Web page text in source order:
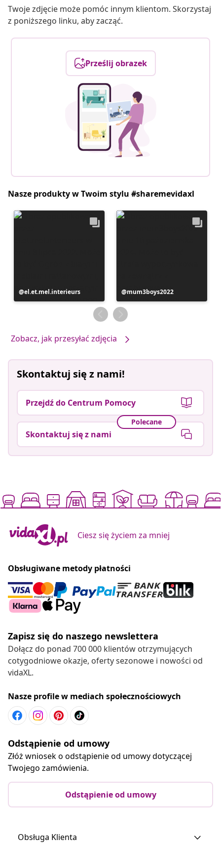
Twoje zdjęcie może pomóc innym klientom. Skorzystaj
z poniższego linku, aby zacząć.
Prześlij obrazek
Nasze produkty w Twoim stylu #sharemevidaxl
Post
opublikowany
el.et.mel.interieurs
Post
opublikowany
przez
mum3boys2022
Zobacz, jak przesyłać zdjęcia
Skontaktuj się z nami!
Przejdź do Centrum Pomocy
Polecane
Skontaktuj się z nami
Ciesz się życiem za mniej
Obsługiwane metody płatności
Zapisz się do naszego newslettera
Dołącz do ponad 700 000 klientów otrzymujących
cotygodniowe okazje, oferty sezonowe i nowości od
vidaXL.
Nasze profile w mediach społecznościowych
Odstąpienie od umowy
Złóż wniosek o odstąpienie od umowy dotyczącej
Twojego zamówienia.
Odstąpienie od umowy
Obsługa Klienta